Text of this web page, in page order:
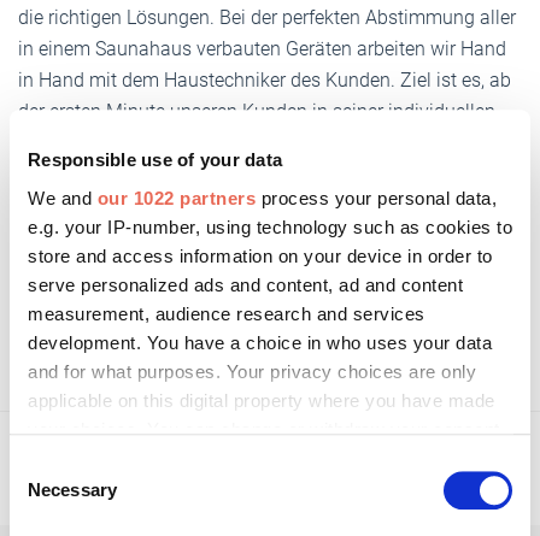
Responsible use of your data
We and our 1022 partners process your personal data,
e.g. your IP-number, using technology such as cookies to
store and access information on your device in order to
serve personalized ads and content, ad and content
measurement, audience research and services
development. You have a choice in who uses your data
and for what purposes. Your privacy choices are only
applicable on this digital property where you have made
the Privacy trigger icon.
Selection
Necessary
die richtigen Lösungen. Bei der perfekten Abstimmung aller
in einem Saunahaus verbauten Geräten arbeiten wir Hand
in Hand mit dem Haustechniker des Kunden. Ziel ist es, ab
der ersten Minute unseren Kunden in seiner individuellen
bieten."
Weitere Informationen:
saunahaus-westerhoff.de